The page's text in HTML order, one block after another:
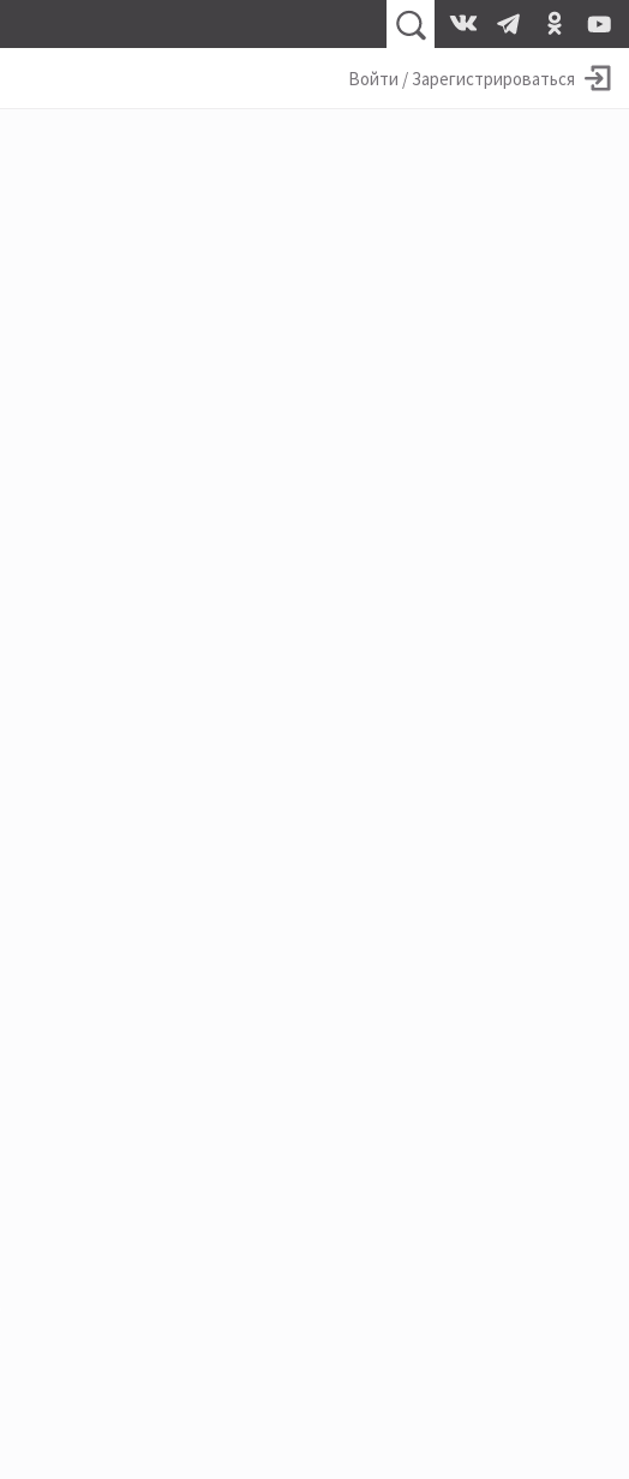
Войти / Зарегистрироваться